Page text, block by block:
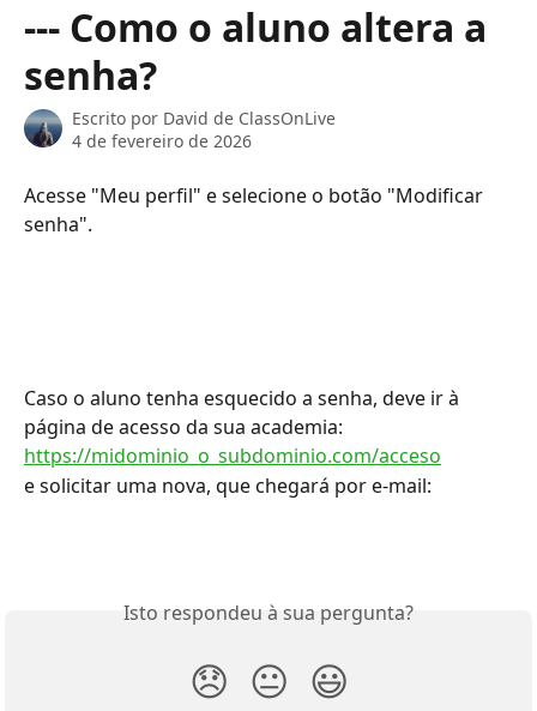
--- Como o aluno altera a
senha?
Escrito por David de ClassOnLive
4 de fevereiro de 2026
Acesse "Meu perfil" e selecione o botão "Modificar
senha".
Caso o aluno tenha esquecido a senha, deve ir à
página de acesso da sua academia:
https://midominio_o_subdominio.com/acceso
e solicitar uma nova, que chegará por e-mail:
Isto respondeu à sua pergunta?
😞 😐 😃